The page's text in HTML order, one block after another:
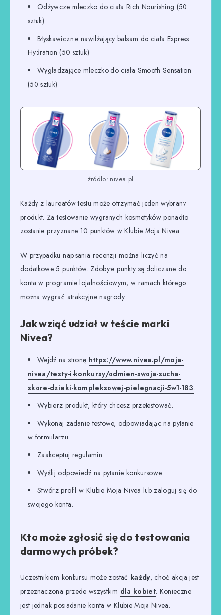
Odżywcze mleczko do ciała Rich Nourishing (50
sztuk)
Błyskawicznie nawilżający balsam do ciała Express
Hydration (50 sztuk)
Wygładzające mleczko do ciała Smooth Sensation
(50 sztuk)
źródło: nivea.pl
Każdy z laureatów testu może otrzymać jeden wybrany
produkt. Za testowanie wygranych kosmetyków ponadto
zostanie przyznane 10 punktów w Klubie Moja Nivea.
W przypadku napisania recenzji można liczyć na
dodatkowe 5 punktów. Zdobyte punkty są doliczane do
konta w programie lojalnościowym, w ramach którego
można wygrać atrakcyjne nagrody.
Jak wziąć udział w teście marki
Nivea?
Wejdź na stronę https://www.nivea.pl/moja-
nivea/testy-i-konkursy/odmien-swoja-sucha-
skore-dzieki-kompleksowej-pielegnacji-5w1-183.
Wybierz produkt, który chcesz przetestować.
Wykonaj zadanie testowe, odpowiadając na pytanie
w formularzu.
Zaakceptuj regulamin.
Wyślij odpowiedź na pytanie konkursowe.
Stwórz profil w Klubie Moja Nivea lub zaloguj się do
swojego konta.
Kto może zgłosić się do testowania
darmowych próbek?
Uczestnikiem konkursu może zostać każdy, choć akcja jest
przeznaczona przede wszystkim dla kobiet. Konieczne
jest jednak posiadanie konta w Klubie Moja Nivea.